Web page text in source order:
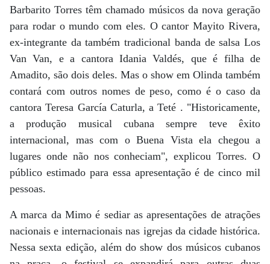
Barbarito Torres têm chamado músicos da nova geração
para rodar o mundo com eles. O cantor Mayito Rivera,
ex-integrante da também tradicional banda de salsa Los
Van Van, e a cantora Idania Valdés, que é filha de
Amadito, são dois deles. Mas o show em Olinda também
contará com outros nomes de peso, como é o caso da
cantora Teresa García Caturla, a Teté . "Historicamente,
a produção musical cubana sempre teve êxito
internacional, mas com o Buena Vista ela chegou a
lugares onde não nos conheciam", explicou Torres. O
público estimado para essa apresentação é de cinco mil
pessoas.
A marca da Mimo é sediar as apresentações de atrações
nacionais e internacionais nas igrejas da cidade histórica.
Nessa sexta edição, além do show dos músicos cubanos